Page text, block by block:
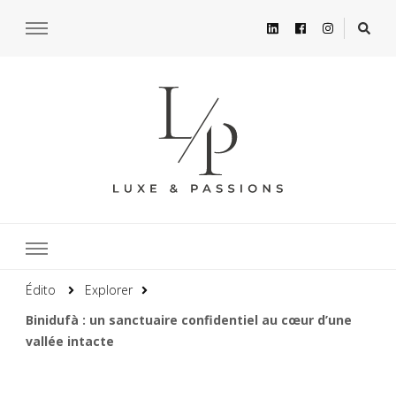
Édito
Explorer
Binidufà : un sanctuaire confidentiel au cœur d’une
vallée intacte